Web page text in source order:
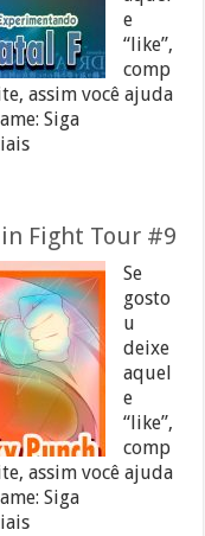
e
“like”,
comp
assim você ajuda
Siga
Fight Tour #9
Se
gosto
u
deixe
aquel
e
“like”,
comp
assim você ajuda
Siga